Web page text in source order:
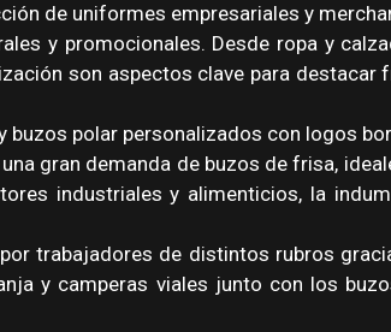
de uniformes empresariales y
y promocionales. Desde ropa y
son aspectos clave para destacar
buzos polar personalizados con logos
gran demanda de buzos de frisa,
industriales y alimenticios, la
trabajadores de distintos rubros
y camperas viales junto con los